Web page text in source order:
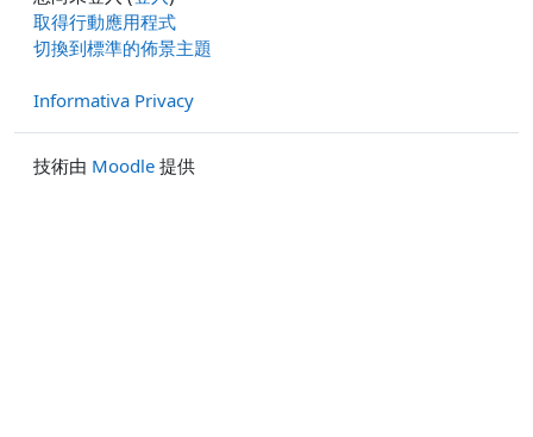
取得行動應用程式
切換到標準的佈景主題
Informativa Privacy
技術由 Moodle 提供